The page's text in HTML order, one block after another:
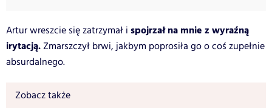
Artur wreszcie się zatrzymał i spojrzał na mnie z wyraźną
irytacją.Zmarszczył brwi, jakbym poprosiła go o coś zupełnie
absurdalnego.
Zobacz także